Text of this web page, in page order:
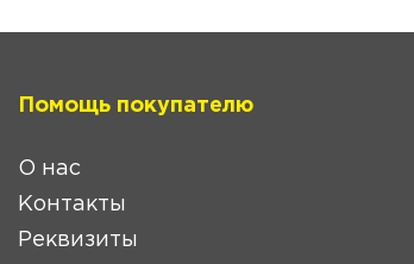
Помощь покупателю
О нас
Контакты
Реквизиты